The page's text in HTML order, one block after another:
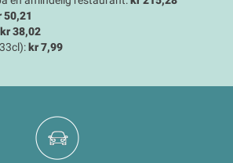
50,21
kr 38,02
kr 7,99